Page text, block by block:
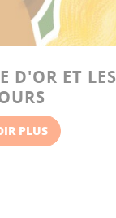
D'OR ET LES
PLUS